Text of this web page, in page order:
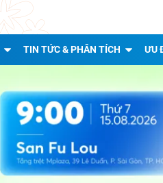
TIN TỨC & PHÂN TÍCH ƯU